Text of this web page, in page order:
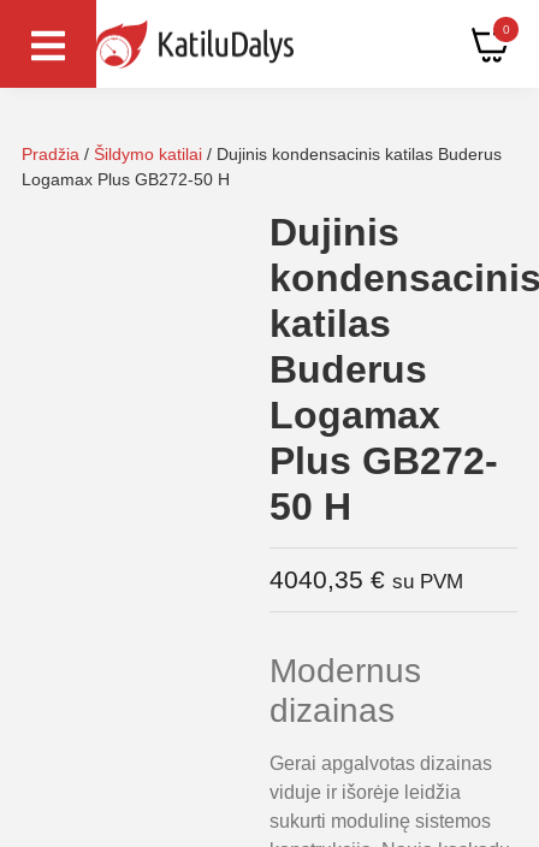
0
Pradžia / Šildymo katilai / Dujinis kondensacinis katilas Buderus
Logamax Plus GB272-50 H
Dujinis
katilas
Buderus
Logamax
Plus GB272-
50 H
4040,35 € su PVM
Modernus
dizainas
Gerai apgalvotas dizainas
viduje ir išorėje leidžia
sukurti modulinę sistemos